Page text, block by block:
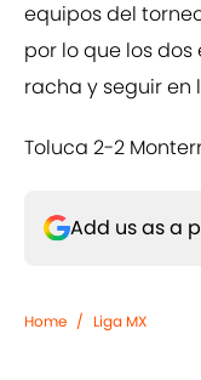
equipos del
por lo que los
racha y seguir
Toluca 2-2
Add us as a
Home / Liga MX